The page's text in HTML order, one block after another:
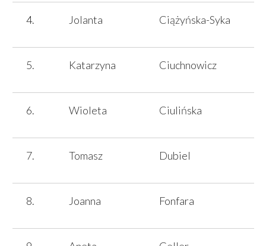
Jolanta Ciążyńska-Syka
Katarzyna Ciuchnowicz
Wioleta Ciulińska
Tomasz Dubiel
Joanna Fonfara